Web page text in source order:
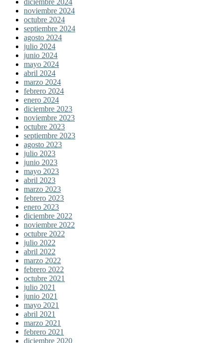
noviembre 2024
octubre 2024
septiembre 2024
agosto 2024
julio 2024
junio 2024
mayo 2024
abril 2024
marzo 2024
febrero 2024
enero 2024
diciembre 2023
noviembre 2023
octubre 2023
septiembre 2023
agosto 2023
julio 2023
junio 2023
mayo 2023
abril 2023
marzo 2023
febrero 2023
enero 2023
diciembre 2022
noviembre 2022
octubre 2022
julio 2022
abril 2022
marzo 2022
febrero 2022
octubre 2021
julio 2021
junio 2021
mayo 2021
abril 2021
marzo 2021
febrero 2021
diciembre 2020